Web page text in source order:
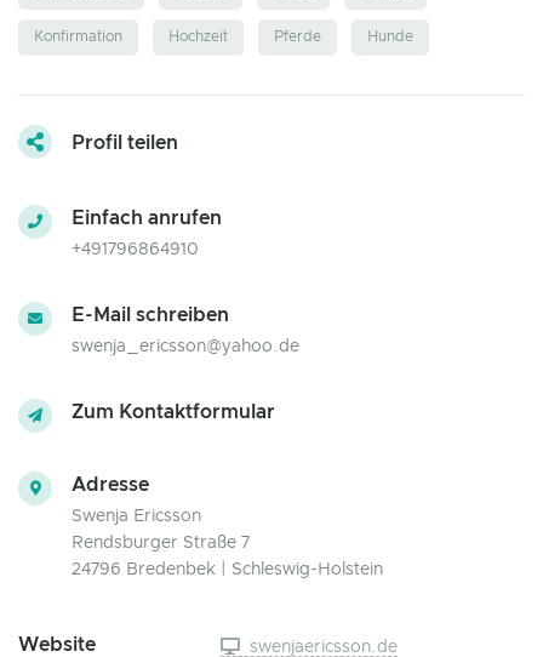
Konfirmation Hochzeit Pferde Hunde
Profil teilen
Einfach anrufen
+491796864910
E-Mail schreiben
swenja_ericsson@yahoo.de
Zum Kontaktformular
Adresse
Swenja Ericsson
Rendsburger Straße 7
24796 Bredenbek | Schleswig-Holstein
Website swenjaericsson.de